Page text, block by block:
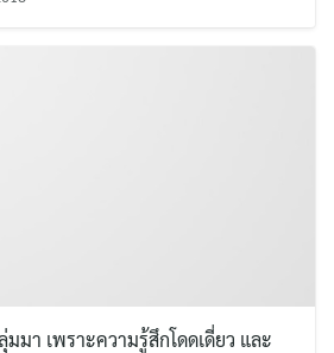
มา เพราะความรู้สึกโดดเดี่ยว และ